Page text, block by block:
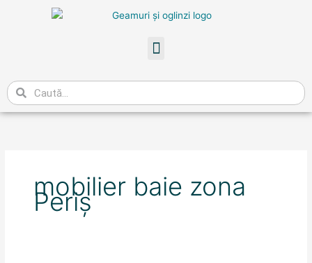
Meniu
Caută
mobilier baie zona
Periş